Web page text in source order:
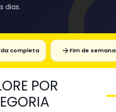
dias.
completa Fim de semana
POR